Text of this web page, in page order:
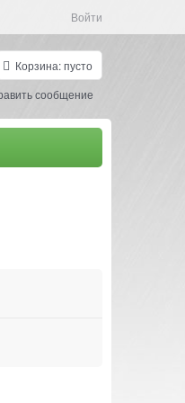
Войти
Корзина:пусто
сообщение